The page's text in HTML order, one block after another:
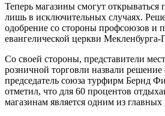
Теперь магазины смогут
лишь в исключительных случаях.
одобрение со стороны профсоюзов и
евангелической церкви
Со своей стороны, представители
розничной торговли назвали
председатель союза турфирм Бернд
отметил, что для 60 процентов
магазинам является одним из главных